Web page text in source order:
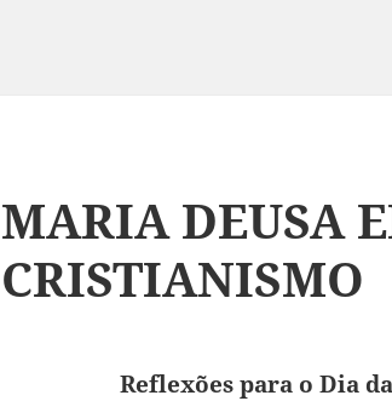
MARIA DEUSA
CRISTIANISMO
Reflexões para o Dia